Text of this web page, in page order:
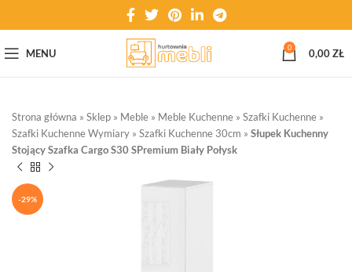
MENU 0 0,00ZŁ
Strona główna » Sklep » Meble » Meble Kuchenne » Szafki Kuchenne »
Szafki Kuchenne Wymiary » Szafki Kuchenne 30cm » Słupek Kuchenny
Stojący Szafka Cargo S30 SPremium Biały Połysk
-29%